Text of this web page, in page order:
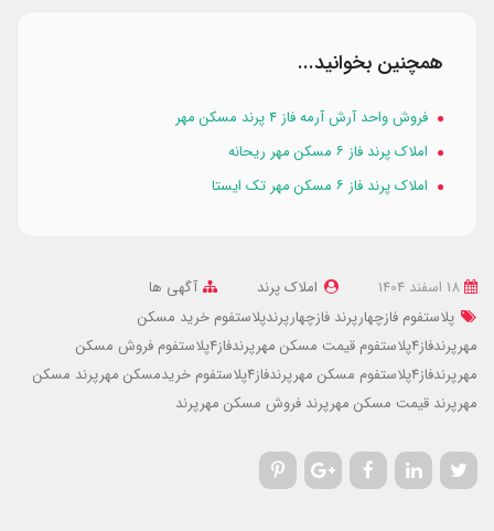
همچنین بخوانید...
فروش واحد آرش آرمه فاز ۴ پرند مسکن مهر
املاک پرند فاز ۶ مسکن مهر ریحانه
املاک پرند فاز ۶ مسکن مهر تک ایستا
املاک پرند
آگهی ها
پلاستفوم فازچهارپرند فازچهارپرندپلاستفوم خرید مسکن
مهرپرندفاز4پلاستفوم
قیمت مسکن مهرپرندفاز4پلاستفوم
فروش مسکن
مهرپرندفاز4پلاستفوم
مسکن مهرپرندفاز4پلاستفوم خریدمسکن مهرپرند مسکن
مهرپرند قیمت مسکن مهرپرند فروش مسکن مهرپرند